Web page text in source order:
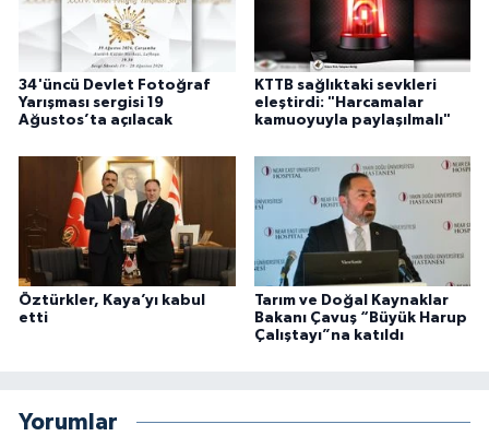
34'üncü Devlet Fotoğraf
Yarışması sergisi 19
Ağustos’ta açılacak
KTTB sağlıktaki sevkleri
eleştirdi: "Harcamalar
kamuoyuyla paylaşılmalı"
Öztürkler, Kaya’yı kabul
etti
Tarım ve Doğal Kaynaklar
Bakanı Çavuş “Büyük Harup
Çalıştayı”na katıldı
Yorumlar